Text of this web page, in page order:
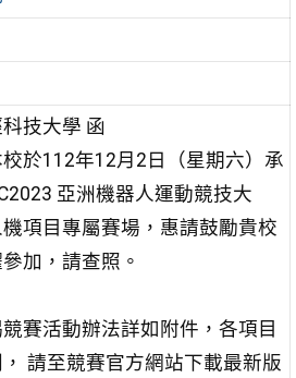
技大學 函
於112年12月2日（星期六）承
亞洲機器人運動競技大
項目專屬賽場，惠請鼓勵貴校
加，請查照。
賽活動辦法詳如附件，各項目
請至競賽官方網站下載最新版